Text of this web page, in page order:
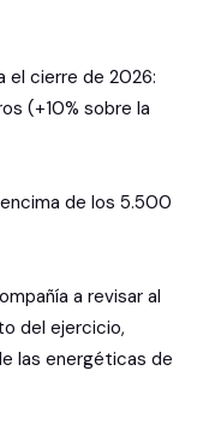
el cierre de 2026:
(+10% sobre la
de los 5.500
a revisar al
del ejercicio,
las energéticas de